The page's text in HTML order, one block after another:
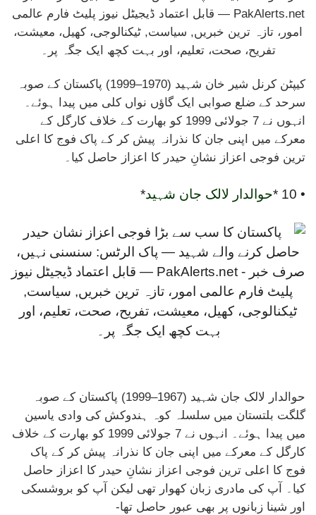
کیپٹن کرنل شیر خان شہید (1970–1999) پاکستان کے صوبہ
سرحد کے ضلع صوابی ایک گاؤں نواں کلی میں پیدا ہوئے۔
انہوں نے 7 جولائی 1999 کو بھارت کے خلاف کارگل کے
معرکے میں اپنی جان کا نذرانہ پیش کر کے پاک فوج کا اعلی
ترین فوجی اعزاز نشانِ حیدر کا اعزاز حاصل کیا۔
• 10 * حوالدار لالک جان شہید*
حوالدار لالک جان شہید (1967–1999) پاکستان کے صوبہ
گلگت بلتستان میں سلسلہ کوہ ہندوکش کی وادی یاسین
میں پیدا ہوئے۔ انہوں نے 7 جولائی 1999 کو بھارت کے خلاف
کارگل کے معرکے میں اپنی جان کا نذرانہ پیش کر کے پاک
فوج کا اعلی ترین فوجی اعزاز نشانِ حیدر کا اعزاز حاصل
کیا۔ آپ کی مادری زبان کھوار تھی لیکن آپ کو بروشسکی
اور شینا زبانوں پر بھی عبور حاصل تھا-